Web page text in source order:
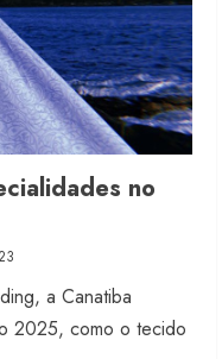
no
a Canatiba
2025, como o tecido